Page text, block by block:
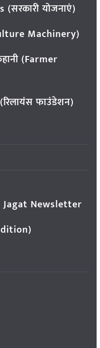
योजनाएं)
Machinery)
(Farmer
फाउंडेशन)
Newsletter